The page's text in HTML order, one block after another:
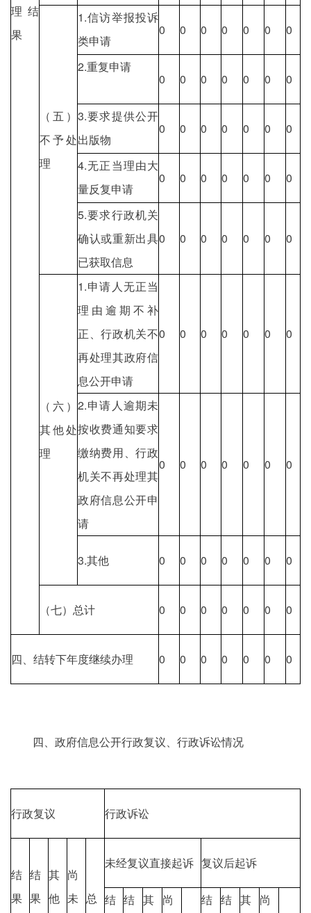
理结
果
（五）
不予处
理
1.信访举报投诉
类申请
0 0 0 0 0 0 0
2.重复申请
0 0 0 0 0 0 0
3.要求提供公开
出版物
0 0 0 0 0 0 0
4.无正当理由大
量反复申请
0 0 0 0 0 0 0
5.要求行政机关
确认或重新出具
已获取信息
0 0 0 0 0 0 0
（六）
其他处
理
1.申请人无正当
理由逾期不补
正、行政机关不
再处理其政府信
息公开申请
0 0 0 0 0 0 0
2.申请人逾期未
按收费通知要求
缴纳费用、行政
机关不再处理其
政府信息公开申
请
0 0 0 0 0 0 0
3.其他 0 0 0 0 0 0 0
（七）总计 0 0 0 0 0 0 0
四、结转下年度继续办理 0 0 0 0 0 0 0
四、政府信息公开行政复议、行政诉讼情况
行政复议 行政诉讼
结
果
结
果
其
他
尚
未 总
未经复议直接起诉 复议后起诉
结 结 其 尚
结 结 其 尚